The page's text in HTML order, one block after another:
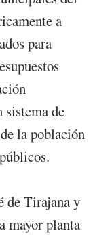
a
para
sistema de
la población
de Tirajana y
mayor planta